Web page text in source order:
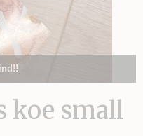
koe small